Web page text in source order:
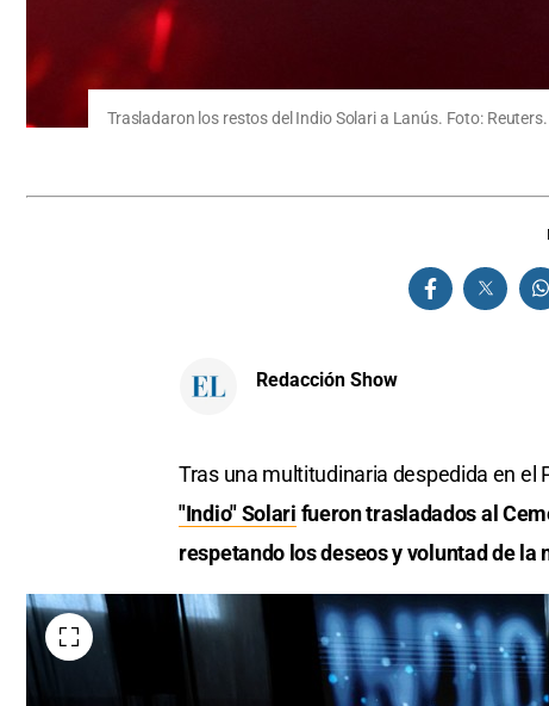
Trasladaron los restos del Indio Solari a Lanús. Foto: Reuters.
Redacción Show
Tras una multitudinaria despedida en el
"Indio" Solari fueron trasladados al
respetando los deseos y voluntad de la